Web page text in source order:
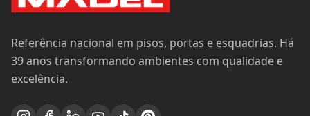
Referência nacional em pisos, portas e esquadrias. Há
39 anos transformando ambientes com qualidade e
excelência.